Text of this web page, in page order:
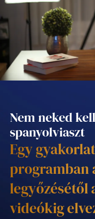
Nem neked
spanyolviaszt
Egy
programban
legyőzésétől
videókig